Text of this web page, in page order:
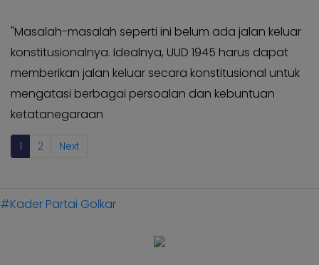
"Masalah-masalah seperti ini belum ada jalan keluar
konstitusionalnya. Idealnya, UUD 1945 harus dapat
memberikan jalan keluar secara konstitusional untuk
mengatasi berbagai persoalan dan kebuntuan
ketatanegaraan
1 2 Next
#Kader Partai Golkar